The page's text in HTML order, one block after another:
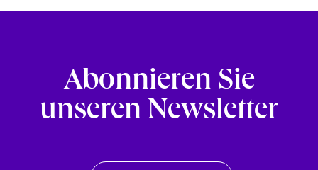
Abonnieren Sie
unseren Newsletter